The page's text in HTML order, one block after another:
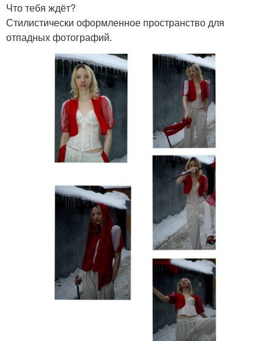
Что тебя ждёт?
Стилистически оформленное пространство для
отпадных фотографий.